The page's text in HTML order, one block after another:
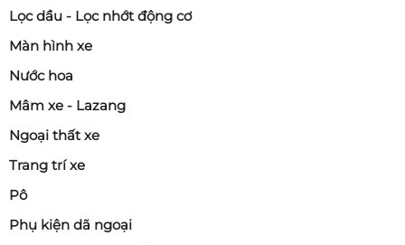
Lọc dầu - Lọc nhớt động cơ
Màn hình xe
Nước hoa
Mâm xe - Lazang
Ngoại thất xe
Trang trí xe
Pô
Phụ kiện dã ngoại